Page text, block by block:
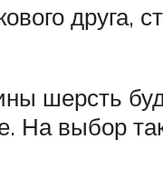
друга,
шерсть
выбор